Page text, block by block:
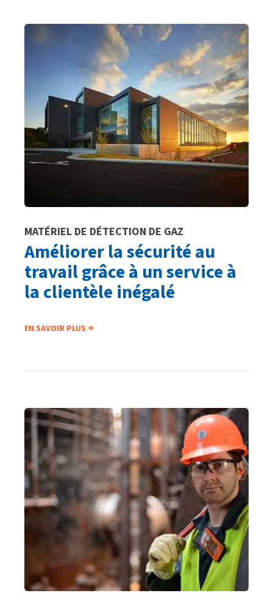
MATÉRIEL DE DÉTECTION DE GAZ
Améliorer la sécurité au
travail grâce à un service à
la clientèle inégalé
EN SAVOIR PLUS